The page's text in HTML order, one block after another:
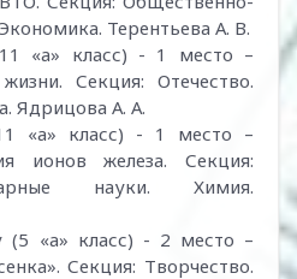
Терентьева А. В.
«а» класс) - 1 место –
Секция: Отечество.
Ядрицова А. А.
«а» класс) - 1 место –
ионов железа. Секция:
науки. Химия.
«а» класс) - 2 место –
Секция: Творчество.